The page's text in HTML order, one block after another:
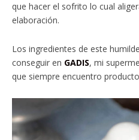
que hacer el sofrito lo cual
elaboración.
Los ingredientes de este
conseguir en GADIS, mi
que siempre encuentro